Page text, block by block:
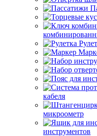
кабеля
микроометр
инструментов